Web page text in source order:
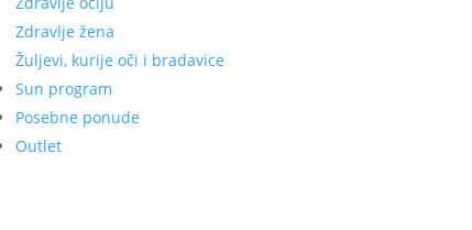
Zdravlje žena
Žuljevi, kurije oči i bradavice
Sun program
Posebne ponude
Outlet